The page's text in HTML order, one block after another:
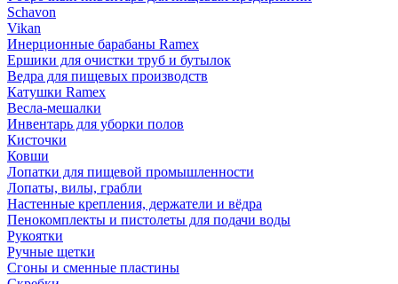
Schavon
Vikan
Инерционные барабаны Ramex
Ершики для очистки труб и бутылок
Ведра для пищевых производств
Катушки Ramex
Весла-мешалки
Инвентарь для уборки полов
Кисточки
Ковши
Лопатки для пищевой промышленности
Лопаты, вилы, грабли
Настенные крепления, держатели и вёдра
Пенокомплекты и пистолеты для подачи воды
Рукоятки
Ручные щетки
Сгоны и сменные пластины